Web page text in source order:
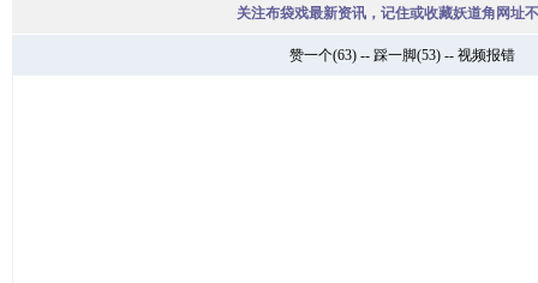
关注布袋戏最新资讯，记住或收藏妖道角网址
赞一个(63) -- 踩一脚(53) -- 视频报错